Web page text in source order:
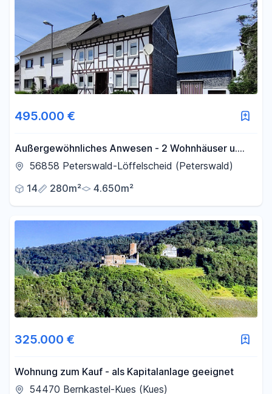
495.000 €
Außergewöhnliches Anwesen - 2 Wohnhäuser u.
Wirtschaftsgebäude auf großem Grundstück
56858 Peterswald-Löffelscheid (Peterswald)
14
280m² 4.650m²
325.000 €
Wohnung zum Kauf - als Kapitalanlage geeignet
54470 Bernkastel-Kues (Kues)